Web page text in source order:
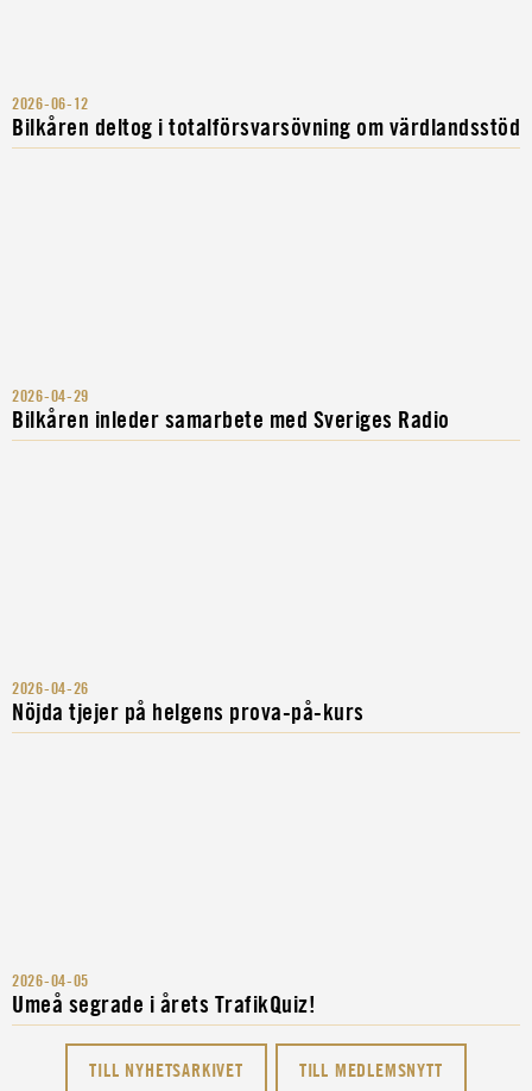
2026-06-12
Bilkåren deltog i totalförsvarsövning om värdlandsstöd
2026-04-29
Bilkåren inleder samarbete med Sveriges Radio
2026-04-26
Nöjda tjejer på helgens prova-på-kurs
2026-04-05
Umeå segrade i årets TrafikQuiz!
TILL NYHETSARKIVET TILL MEDLEMSNYTT